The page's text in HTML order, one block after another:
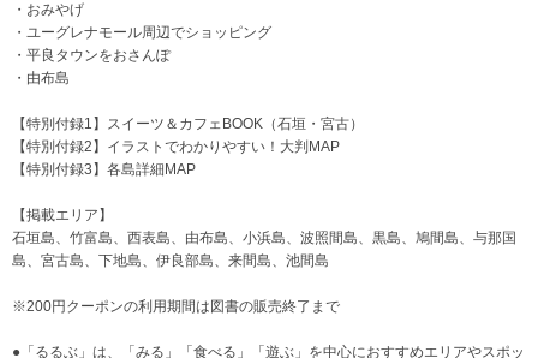
・おみやげ
・ユーグレナモール周辺でショッピング
・平良タウンをおさんぽ
・由布島
【特別付録1】スイーツ＆カフェBOOK（石垣・宮古）
【特別付録2】イラストでわかりやすい！大判MAP
【特別付録3】各島詳細MAP
【掲載エリア】
石垣島、竹富島、西表島、由布島、小浜島、波照間島、黒島、鳩間島、与那国
島、宮古島、下地島、伊良部島、来間島、池間島
※200円クーポンの利用期間は図書の販売終了まで
●「るるぶ」は、「みる」「食べる」「遊ぶ」を中心におすすめエリアやスポッ